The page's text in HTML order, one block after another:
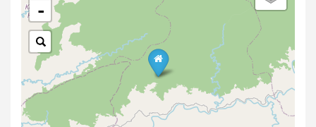
-